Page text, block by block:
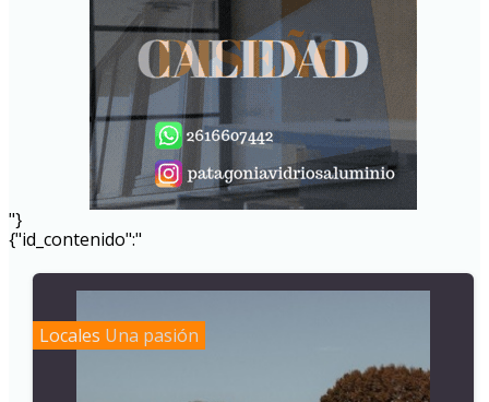
"}
{"id_contenido":"
Locales Una pasión